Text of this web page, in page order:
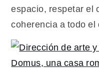
espacio, respetar el
coherencia a todo el